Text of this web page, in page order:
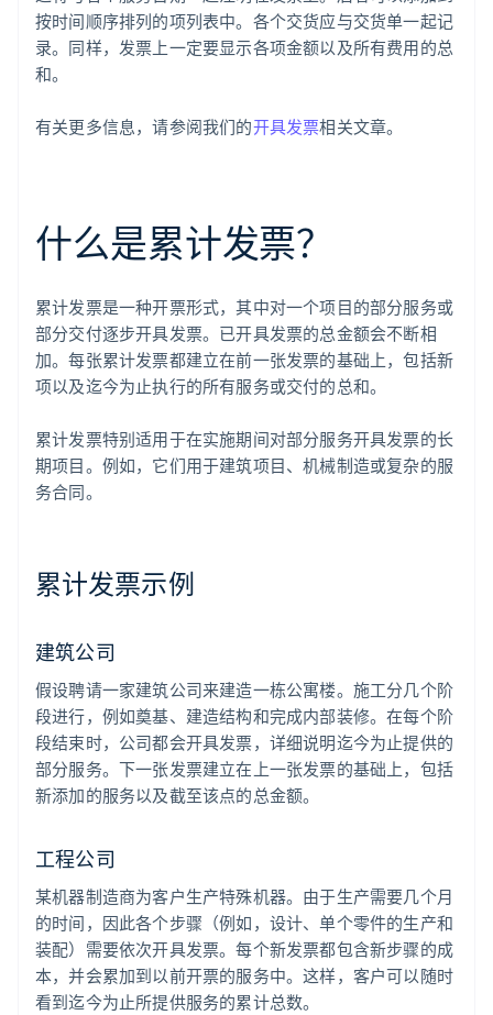
按时间顺序排列的项列表中。各个交货应与交货单一起记
录。同样，发票上一定要显示各项金额以及所有费用的总
和。
有关更多信息，请参阅我们的开具发票相关文章。
什么是累计发票？
累计发票是一种开票形式，其中对一个项目的部分服务或
部分交付逐步开具发票。已开具发票的总金额会不断相
加。每张累计发票都建立在前一张发票的基础上，包括新
项以及迄今为止执行的所有服务或交付的总和。
累计发票特别适用于在实施期间对部分服务开具发票的长
期项目。例如，它们用于建筑项目、机械制造或复杂的服
务合同。
累计发票示例
建筑公司
假设聘请一家建筑公司来建造一栋公寓楼。施工分几个阶
段进行，例如奠基、建造结构和完成内部装修。在每个阶
段结束时，公司都会开具发票，详细说明迄今为止提供的
部分服务。下一张发票建立在上一张发票的基础上，包括
新添加的服务以及截至该点的总金额。
工程公司
某机器制造商为客户生产特殊机器。由于生产需要几个月
的时间，因此各个步骤（例如，设计、单个零件的生产和
装配）需要依次开具发票。每个新发票都包含新步骤的成
本，并会累加到以前开票的服务中。这样，客户可以随时
看到迄今为止所提供服务的累计总数。